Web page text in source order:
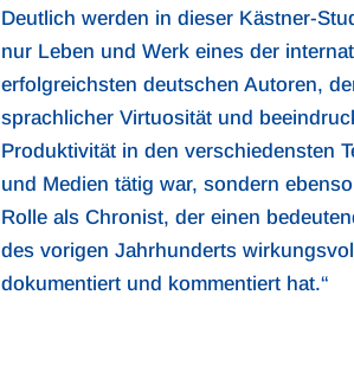
Deutlich werden in dieser Kästner-
nur Leben und Werk eines der
erfolgreichsten deutschen Autoren,
sprachlicher Virtuosität und
Produktivität in den verschiedensten
und Medien tätig war, sondern
Rolle als Chronist, der einen
des vorigen Jahrhunderts
dokumentiert und kommentiert hat.“